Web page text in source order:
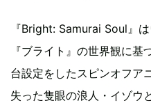
『Bright: Samurai Soul』
『ブライト』の世界観に
台設定をしたスピンオフア
失った隻眼の浪人・イゾウ